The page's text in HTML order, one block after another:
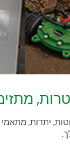
יתדות,